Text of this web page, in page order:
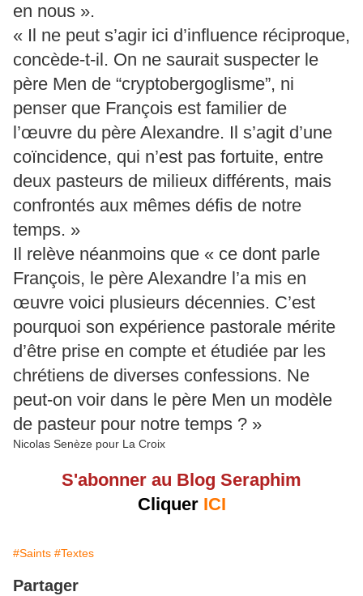
en nous ».
« Il ne peut s’agir ici d’influence réciproque,
concède-t-il. On ne saurait suspecter le
père Men de “cryptobergoglisme”, ni
penser que François est familier de
l’œuvre du père Alexandre. Il s’agit d’une
coïncidence, qui n’est pas fortuite, entre
deux pasteurs de milieux différents, mais
confrontés aux mêmes défis de notre
temps. »
Il relève néanmoins que « ce dont parle
François, le père Alexandre l’a mis en
œuvre voici plusieurs décennies. C’est
pourquoi son expérience pastorale mérite
d’être prise en compte et étudiée par les
chrétiens de diverses confessions. Ne
peut-on voir dans le père Men un modèle
de pasteur pour notre temps ? »
Nicolas Senèze pour La Croix
S'abonner au Blog Seraphim
Cliquer ICI
#Saints #Textes
Partager